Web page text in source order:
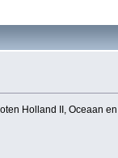
Holland II, Oceaan en